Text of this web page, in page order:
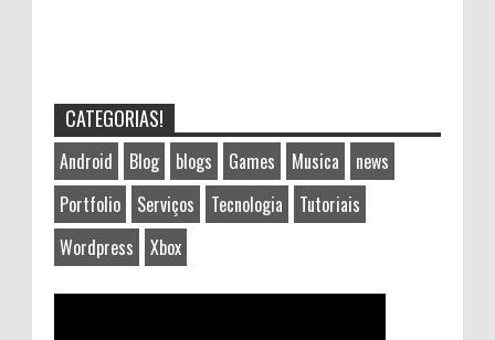
CATEGORIAS!
Android Blog blogs Games Musica
news
Portfolio
Serviços Tecnologia
Tutoriais
Wordpress
Xbox